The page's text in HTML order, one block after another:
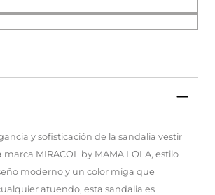
y sofisticación de la sandalia vestir
MIRACOL by MAMA LOLA, estilo
moderno y un color miga que
atuendo, esta sandalia es